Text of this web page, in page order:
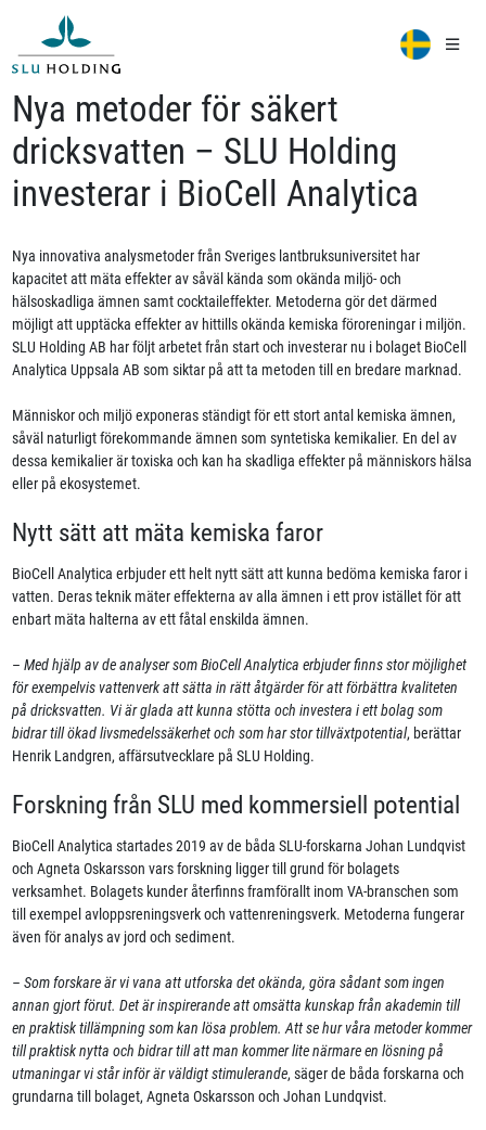
Nya metoder för säkert
dricksvatten – SLU Holding
investerar i BioCell Analytica
Nya innovativa analysmetoder från Sveriges lantbruksuniversitet har
kapacitet att mäta effekter av såväl kända som okända miljö- och
hälsoskadliga ämnen samt cocktaileffekter. Metoderna gör det därmed
möjligt att upptäcka effekter av hittills okända kemiska föroreningar i miljön.
SLU Holding AB har följt arbetet från start och investerar nu i bolaget BioCell
Analytica Uppsala AB som siktar på att ta metoden till en bredare marknad.
Människor och miljö exponeras ständigt för ett stort antal kemiska ämnen,
såväl naturligt förekommande ämnen som syntetiska kemikalier. En del av
dessa kemikalier är toxiska och kan ha skadliga effekter på människors hälsa
eller på ekosystemet.
Nytt sätt att mäta kemiska faror
BioCell Analytica erbjuder ett helt nytt sätt att kunna bedöma kemiska faror i
vatten. Deras teknik mäter effekterna av alla ämnen i ett prov istället för att
enbart mäta halterna av ett fåtal enskilda ämnen.
–Med hjälp av de analyser som BioCell Analytica erbjuder finns stor möjlighet
för exempelvis vattenverk att sätta in rätt åtgärder för att förbättra kvaliteten
på dricksvatten. Vi är glada att kunna stötta och investera i ett bolag som
bidrar till ökad livsmedelssäkerhet och som har stor tillväxtpotential, berättar
Henrik Landgren, affärsutvecklare på SLU Holding.
Forskning från SLU med kommersiell potential
BioCell Analytica startades 2019 av de båda SLU-forskarna Johan Lundqvist
och Agneta Oskarsson vars forskning ligger till grund för bolagets
verksamhet. Bolagets kunder återfinns framförallt inom VA-branschen som
till exempel avloppsreningsverk och vattenreningsverk. Metoderna fungerar
även för analys av jord och sediment.
– Som forskare är vi vana att utforska det okända, göra sådant som ingen
annan gjort förut. Det är inspirerande att omsätta kunskap från akademin till
en praktisk tillämpning som kan lösa problem. Att se hur våra metoder kommer
till praktisk nytta och bidrar till att man kommer lite närmare en lösning på
utmaningar vi står inför är väldigt stimulerande, säger de båda forskarna och
grundarna till bolaget, Agneta Oskarsson och Johan Lundqvist.